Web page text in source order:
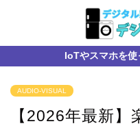
IoTやスマホを
AUDIO-VISUAL
【2026年最新